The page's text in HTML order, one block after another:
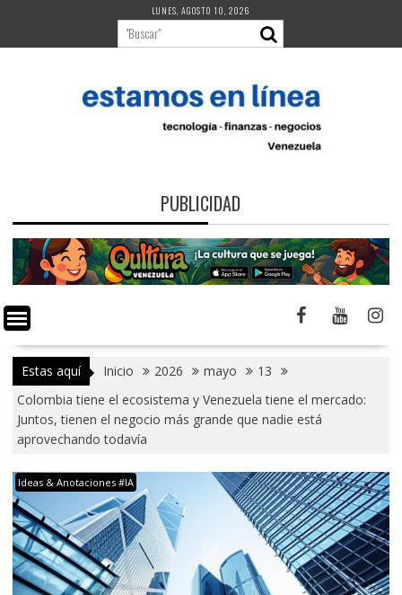
contenido
LUNES, AGOSTO 10, 2026
PUBLICIDAD
Estas aquí Inicio 2026 mayo
13
Colombia tiene el ecosistema y Venezuela tiene el mercado:
Juntos, tienen el negocio más grande que nadie está
aprovechando todavía
Ideas & Anotaciones #IA